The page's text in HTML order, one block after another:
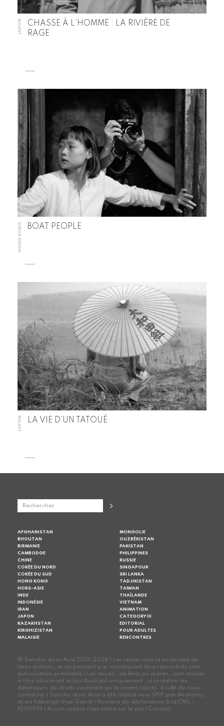
JAPON
CHASSE À L’HOMME : LA RIVIÈRE DE
RAGE
HONG KONG BOAT PEOPLE
JAPON LA VIE D’UN TATOUÉ
AFGHANISTAN
BHOUTAN
BIRMANIE
CAMBODGE
CHINE
CORÉE DU NORD
CORÉE DU SUD
HONG KONG
HORS-ASIE
INDE
INDONÉSIE
IRAN
JAPON
KAZAKHSTAN
KIRGHIZISTAN
MALAISIE
MONGOLIE
OUZBÉKISTAN
PAKISTAN
PHILIPPINES
RUSSIE
SINGAPOUR
SRI LANKA
TADJIKISTAN
TAIWAN
THAÏLANDE
VIETNAM
ANIMATION
CATEGORY III
EDITORIAL
POUR ADULTES
RENCONTRES
© Sancho does Asia 2001-2026 | Les textes sont la propriété de
leurs auteurs, et ne peuvent par conséquent être reproduits sans
autorisation préalable | Les visuels, de films ou autres, sont utilisés
à titre informatif et/ou illustratif uniquement ; si toutefois les
détenteurs de droits voulaient qu'ils soient retirés, il suffit de nous
contacter | Sancho does Asia a été réalisé sous SPiP par Akatomy,
et est hébergé chez Gandi | Numéro de déclaration à la CNIL :
1090973 | Aucun cookie n'est utilisé sur le site | Contact